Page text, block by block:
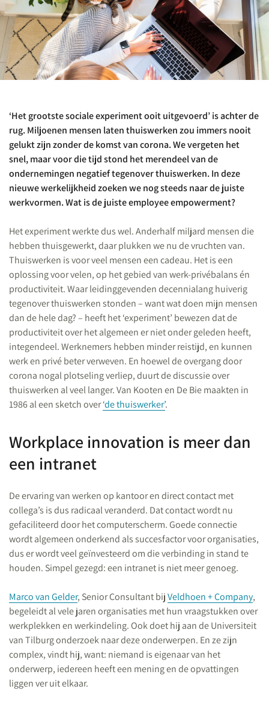
‘Het grootste sociale experiment ooit uitgevoerd’ is achter de
rug. Miljoenen mensen laten thuiswerken zou immers nooit
gelukt zijn zonder de komst van corona. We vergeten het
snel, maar voor die tijd stond het merendeel van de
ondernemingen negatief tegenover thuiswerken. In deze
nieuwe werkelijkheid zoeken we nog steeds naar de juiste
werkvormen. Wat is de juiste employee empowerment?
Het experiment werkte dus wel. Anderhalf miljard mensen die
hebben thuisgewerkt, daar plukken we nu de vruchten van.
Thuiswerken is voor veel mensen een cadeau. Het is een
oplossing voor velen, op het gebied van werk-privébalans én
productiviteit. Waar leidinggevenden decennialang huiverig
tegenover thuiswerken stonden – want wat doen mijn mensen
dan de hele dag? – heeft het ‘experiment’ bewezen dat de
productiviteit over het algemeen er niet onder geleden heeft,
integendeel. Werknemers hebben minder reistijd, en kunnen
werk en privé beter verweven. En hoewel de overgang door
corona nogal plotseling verliep, duurt de discussie over
thuiswerken al veel langer. Van Kooten en De Bie maakten in
1986 al een sketch over‘de thuiswerker’.
Workplace innovation is meer dan
een intranet
De ervaring van werken op kantoor en direct contact met
collega’s is dus radicaal veranderd. Dat contact wordt nu
gefaciliteerd door het computerscherm. Goede connectie
wordt algemeen onderkend als succesfactor voor organisaties,
dus er wordt veel geïnvesteerd om die verbinding in stand te
houden. Simpel gezegd: een intranet is niet meer genoeg.
Marco van Gelder, Senior Consultant bijVeldhoen + Company,
begeleidt al vele jaren organisaties met hun vraagstukken over
werkplekken en werkindeling. Ook doet hij aan de Universiteit
van Tilburg onderzoek naar deze onderwerpen. En ze zijn
complex, vindt hij, want: niemand is eigenaar van het
onderwerp, iedereen heeft een mening en de opvattingen
liggen ver uit elkaar.